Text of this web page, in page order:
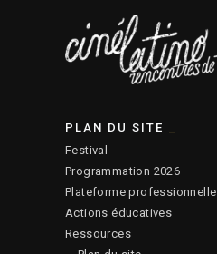
PLAN DU SITE
Festival
Programmation 2026
Plateforme professionnelle
Actions éducatives
Ressources